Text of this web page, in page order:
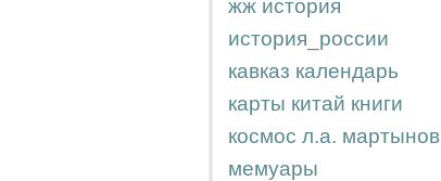
жж история
история_россии
кавказ календарь
карты китай книги
космос л.а. мартынов
мемуары